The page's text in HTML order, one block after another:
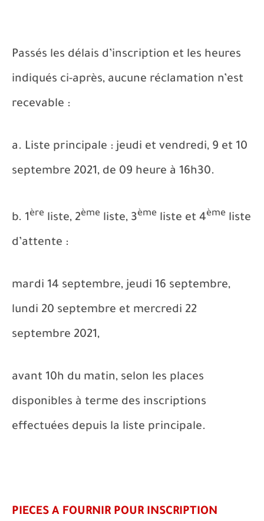
Passés les délais d’inscription et les heures
indiqués ci-après, aucune réclamation n’est
recevable :
a. Liste principale : jeudi et vendredi, 9 et 10
septembre 2021, de 09 heure à 16h30.
b. 1ère liste, 2ème liste, 3ème liste et 4ème liste
d’attente :
mardi 14 septembre, jeudi 16 septembre,
lundi 20 septembre et mercredi 22
septembre 2021,
avant 10h du matin, selon les places
disponibles à terme des inscriptions
effectuées depuis la liste principale.
PIECES A FOURNIR POUR INSCRIPTION